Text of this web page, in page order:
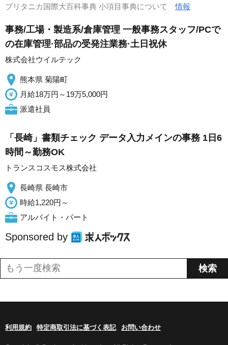
ブリタニカ国際大百科事典 小項目事典について情報
事務/工場・製造系/倉庫管理 一般事務スタッフ/PCで
の在庫管理·部品の受発注業務·土日祝休
株式会社ウイルテック
熊本県 菊陽町
月給18万円～19万5,000円
派遣社員
「長崎」書類チェック データ入力メインの事務 1日6
時間～勤務OK
トランスコスモス株式会社
長崎県 長崎市
時給1,220円～
アルバイト・パート
Sponsored by
利用規約 特定商取引法に基づく表記 お問い合わせ